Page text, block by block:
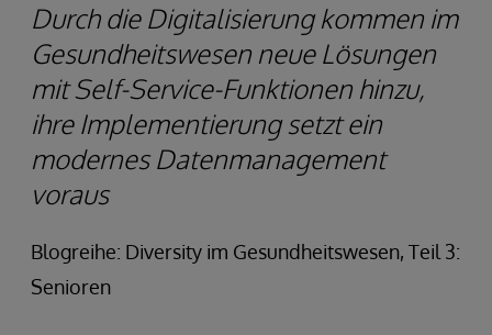
Durch die Digitalisierung kommen im
Gesundheitswesen neue Lösungen
mit Self-Service-Funktionen hinzu,
ihre Implementierung setzt ein
modernes Datenmanagement
voraus
Blogreihe: Diversity im Gesundheitswesen, Teil 3:
Senioren